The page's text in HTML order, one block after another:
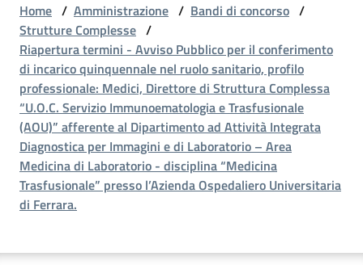
Azienda
Servizi
Reparti
Novità
Home / Amministrazione / Bandi di concorso /
Strutture Complesse /
Riapertura termini - Avviso Pubblico per il conferimento
di incarico quinquennale nel ruolo sanitario, profilo
professionale: Medici, Direttore di Struttura Complessa
“U.O.C. Servizio Immunoematologia e Trasfusionale
(AOU)” afferente al Dipartimento ad Attività Integrata
Diagnostica per Immagini e di Laboratorio – Area
Medicina di Laboratorio - disciplina “Medicina
Trasfusionale” presso l’Azienda Ospedaliero Universitaria
di Ferrara.